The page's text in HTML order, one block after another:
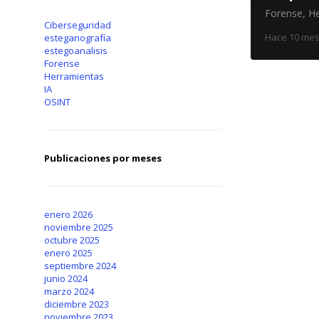
Forense,
Hace 10
Ciberseguridad
esteganografía
estegoanalisis
Forense
Herramientas
IA
OSINT
Publicaciones por meses
enero 2026
noviembre 2025
octubre 2025
enero 2025
septiembre 2024
junio 2024
marzo 2024
diciembre 2023